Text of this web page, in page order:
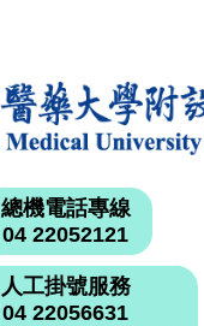
總機電話專線
04 22052121
人工掛號服務
04 22056631